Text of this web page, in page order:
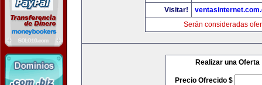
Visitar!
Serán consideradas
Realizar una Oferta
Precio Ofrecido $